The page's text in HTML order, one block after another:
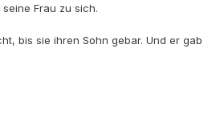
Frau zu sich.
bis sie ihren Sohn gebar. Und er gab